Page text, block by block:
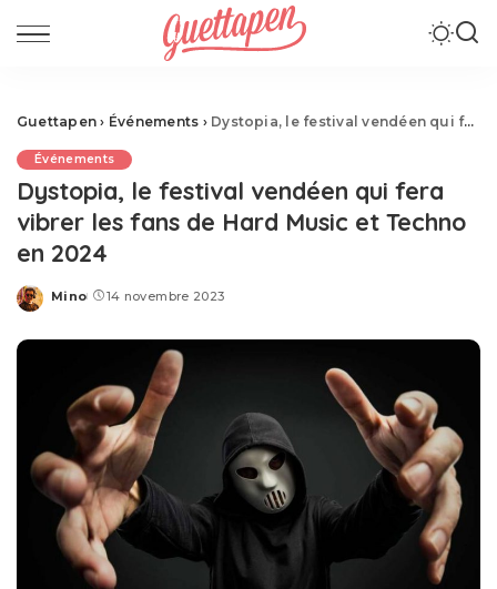
Guettapen › Événements › Dystopia, le festival vendéen qui fera vibrer les fans de Hard Music et Techno en 2024
Événements
Dystopia, le festival vendéen qui fera
vibrer les fans de Hard Music et Techno
en 2024
Posted
Mino 14 novembre 2023